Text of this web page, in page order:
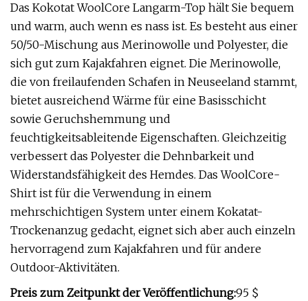
Das Kokotat WoolCore Langarm-Top hält Sie bequem
und warm, auch wenn es nass ist. Es besteht aus einer
50/50-Mischung aus Merinowolle und Polyester, die
sich gut zum Kajakfahren eignet. Die Merinowolle,
die von freilaufenden Schafen in Neuseeland stammt,
bietet ausreichend Wärme für eine Basisschicht
sowie Geruchshemmung und
feuchtigkeitsableitende Eigenschaften. Gleichzeitig
verbessert das Polyester die Dehnbarkeit und
Widerstandsfähigkeit des Hemdes. Das WoolCore-
Shirt ist für die Verwendung in einem
mehrschichtigen System unter einem Kokatat-
Trockenanzug gedacht, eignet sich aber auch einzeln
hervorragend zum Kajakfahren und für andere
Outdoor-Aktivitäten.
Preis zum Zeitpunkt der Veröffentlichung:95 $